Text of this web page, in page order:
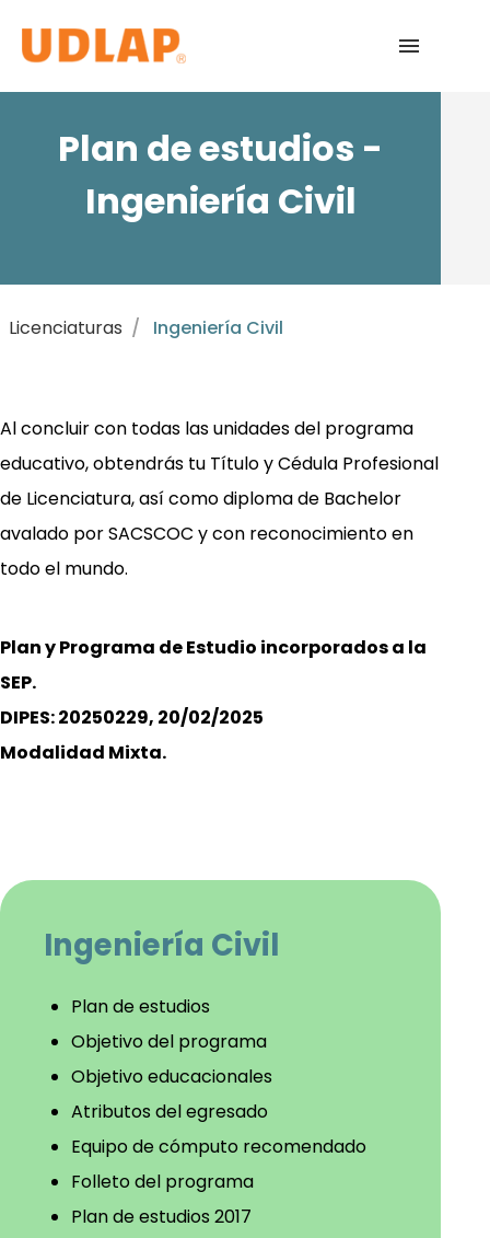
Admisiones
Plan de estudios -
Ingeniería Civil
Licenciaturas Ingeniería Civil
Al concluir con todas las unidades del programa
educativo, obtendrás tu Título y Cédula Profesional
de Licenciatura, así como diploma de Bachelor
avalado por SACSCOC y con reconocimiento en
todo el mundo.
Plan y Programa de Estudio incorporados a la
SEP.
DIPES: 20250229, 20/02/2025
Modalidad Mixta.
Ingeniería Civil
Plan de estudios
Objetivo del programa
Objetivo educacionales
Atributos del egresado
Equipo de cómputo recomendado
Folleto del programa
Plan de estudios 2017